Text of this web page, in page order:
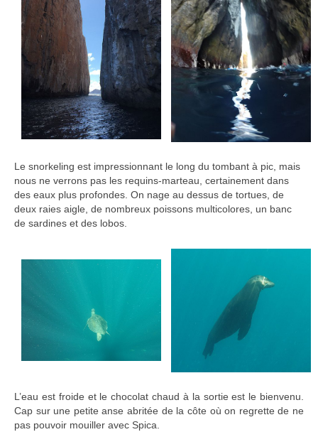
Le snorkeling est impressionnant le long du tombant à pic, mais
nous ne verrons pas les requins-marteau, certainement dans
des eaux plus profondes. On nage au dessus de tortues, de
deux raies aigle, de nombreux poissons multicolores, un banc
de sardines et des lobos.
L’eau est froide et le chocolat chaud à la sortie est le bienvenu.
Cap sur une petite anse abritée de la côte où on regrette de ne
pas pouvoir mouiller avec Spica.